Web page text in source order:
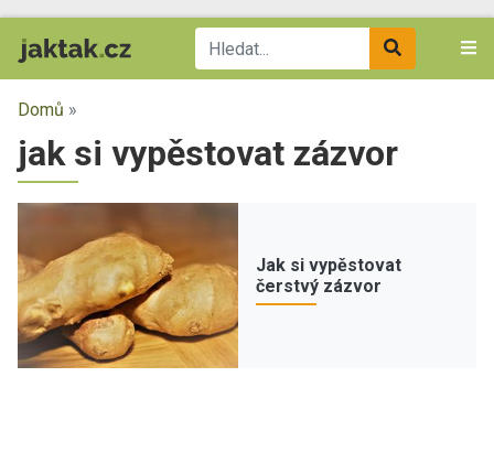
Domů »
jak si vypěstovat zázvor
Jak si vypěstovat
čerstvý zázvor